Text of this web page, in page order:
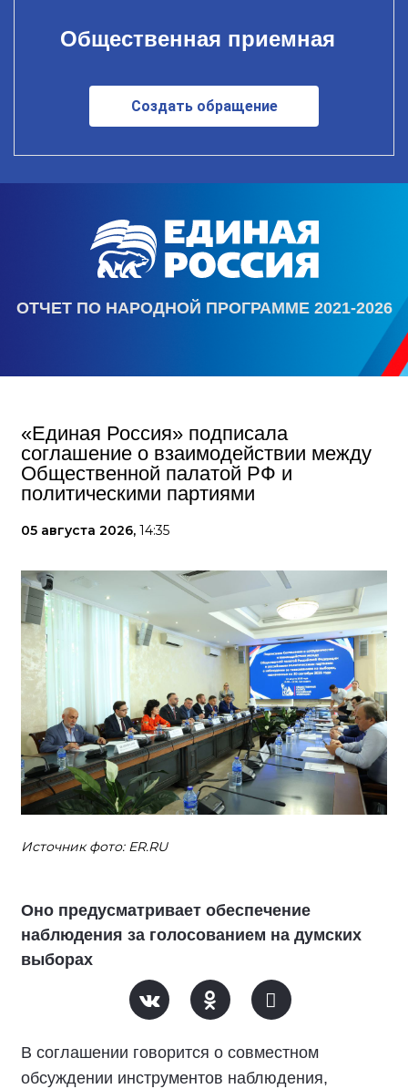
Общественная приемная
Создать обращение
ОТЧЕТ ПО НАРОДНОЙ ПРОГРАММЕ 2021-2026
«Единая Россия» подписала
соглашение о взаимодействии между
Общественной палатой РФ и
политическими партиями
05 августа 2026, 14:35
Источник фото: ER.RU
Оно предусматривает обеспечение
наблюдения за голосованием на думских
выборах
В соглашении говорится о совместном
обсуждении инструментов наблюдения,